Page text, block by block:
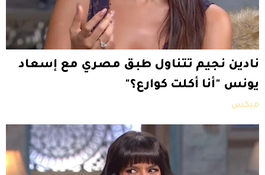
نادين نجيم تتناول طبق مصري مع إسعاد
يونس "أنا أكلت كوارع؟"
ميكس